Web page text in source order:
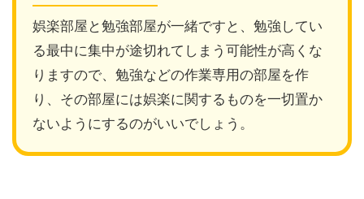
娯楽部屋と勉強部屋が一緒ですと、勉強してい
る最中に集中が途切れてしまう可能性が高くな
りますので、勉強などの作業専用の部屋を作
り、その部屋には娯楽に関するものを一切置か
ないようにするのがいいでしょう。